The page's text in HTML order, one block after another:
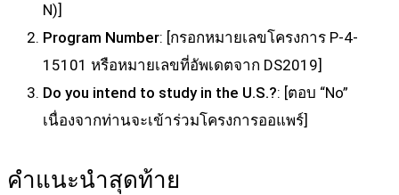
N)]
Program Number: [กรอกหมายเลขโครงการ P-4-
15101 หรือหมายเลขที่อัพเดตจาก DS2019]
Do you intend to study in the U.S.?: [ตอบ “No”
เนื่องจากท่านจะเข้าร่วมโครงการออแพร์]
คำแนะนำสุดท้าย